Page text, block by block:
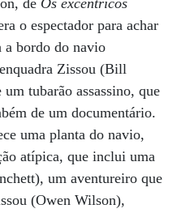
de Os excêntricos
o espectador para achar
a bordo do navio
Zissou (Bill
tubarão assassino, que
de um documentário.
uma planta do navio,
atípica, que inclui uma
um aventureiro que
(Owen Wilson),